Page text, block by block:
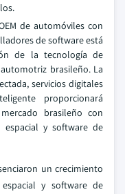
de automóviles con
de software está
de la tecnología de
brasileño. La
servicios digitales
proporcionará
brasileño con
y software de
un crecimiento
y software de